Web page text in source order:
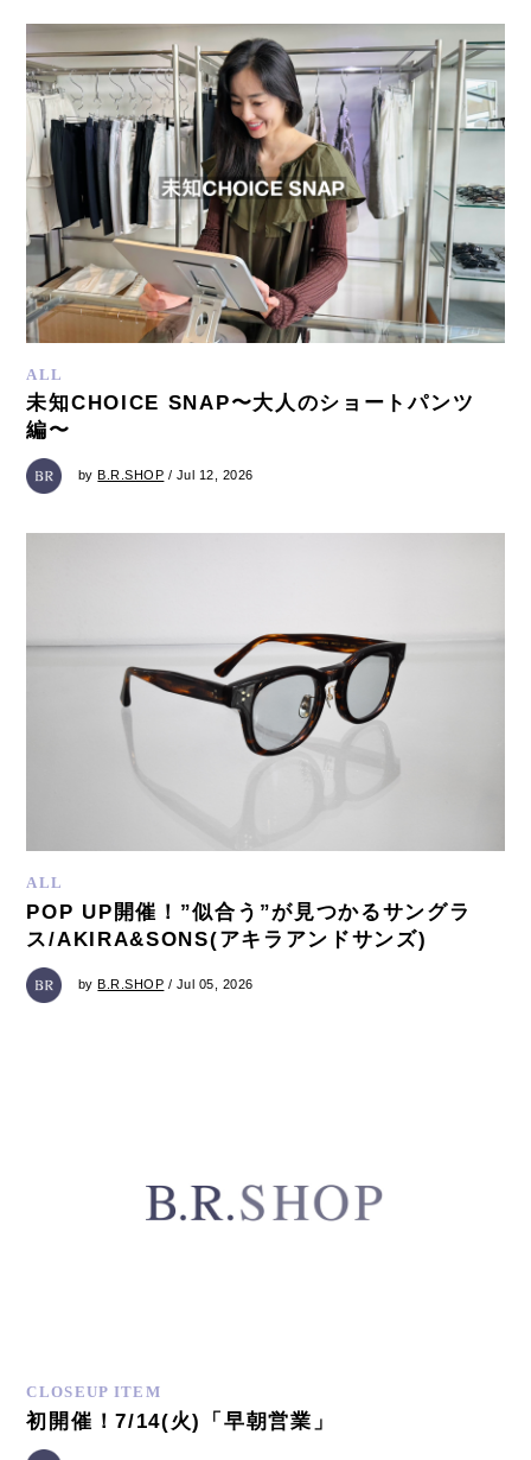
ALL
未知CHOICE SNAP〜大人のショートパンツ
編〜
byB.R.SHOP / Jul 12, 2026
ALL
POP UP開催！”似合う”が見つかるサングラ
ス/AKIRA&SONS(アキラアンドサンズ)
byB.R.SHOP / Jul 05, 2026
CLOSEUP ITEM
初開催！7/14(火)「早朝営業」